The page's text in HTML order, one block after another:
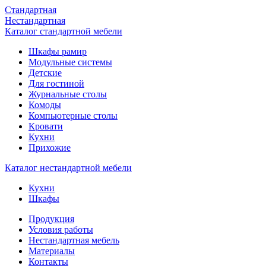
Стандартная
Нестандартная
Каталог стандартной мебели
Шкафы рамир
Модульные системы
Детские
Для гостиной
Журнальные столы
Комоды
Компьютерные столы
Кровати
Кухни
Прихожие
Каталог нестандартной мебели
Кухни
Шкафы
Продукция
Условия работы
Нестандартная мебель
Материалы
Контакты